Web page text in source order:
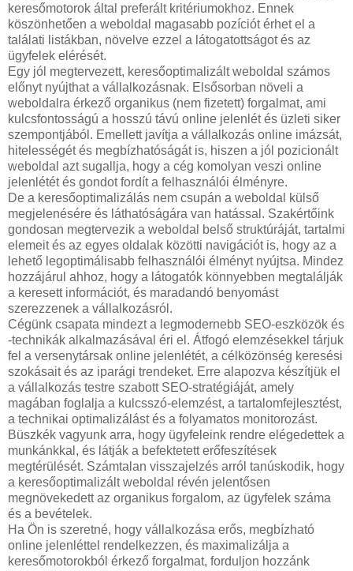
keresőmotorok által preferált kritériumokhoz. Ennek
köszönhetően a weboldal magasabb pozíciót érhet el a
találati listákban, növelve ezzel a látogatottságot és az
ügyfelek elérését.
Egy jól megtervezett, keresőoptimalizált weboldal számos
előnyt nyújthat a vállalkozásnak. Elsősorban növeli a
weboldalra érkező organikus (nem fizetett) forgalmat, ami
kulcsfontosságú a hosszú távú online jelenlét és üzleti siker
szempontjából. Emellett javítja a vállalkozás online imázsát,
hitelességét és megbízhatóságát is, hiszen a jól pozicionált
weboldal azt sugallja, hogy a cég komolyan veszi online
jelenlétét és gondot fordít a felhasználói élményre.
De a keresőoptimalizálás nem csupán a weboldal külső
megjelenésére és láthatóságára van hatással. Szakértőink
gondosan megtervezik a weboldal belső struktúráját, tartalmi
elemeit és az egyes oldalak közötti navigációt is, hogy az a
lehető legoptimálisabb felhasználói élményt nyújtsa. Mindez
hozzájárul ahhoz, hogy a látogatók könnyebben megtalálják
a keresett információt, és maradandó benyomást
szerezzenek a vállalkozásról.
Cégünk csapata mindezt a legmodernebb SEO-eszközök és
-technikák alkalmazásával éri el. Átfogó elemzésekkel tárjuk
fel a versenytársak online jelenlétét, a célközönség keresési
szokásait és az iparági trendeket. Erre alapozva készítjük el
a vállalkozás testre szabott SEO-stratégiáját, amely
magában foglalja a kulcsszó-elemzést, a tartalomfejlesztést,
a technikai optimalizálást és a folyamatos monitorozást.
Büszkék vagyunk arra, hogy ügyfeleink rendre elégedettek a
munkánkkal, és látják a befektetett erőfeszítések
megtérülését. Számtalan visszajelzés arról tanúskodik, hogy
a keresőoptimalizált weboldal révén jelentősen
megnövekedett az organikus forgalom, az ügyfelek száma
és a bevételek.
Ha Ön is szeretné, hogy vállalkozása erős, megbízható
online jelenléttel rendelkezzen, és maximalizálja a
keresőmotorokból érkező forgalmat, forduljon hozzánk